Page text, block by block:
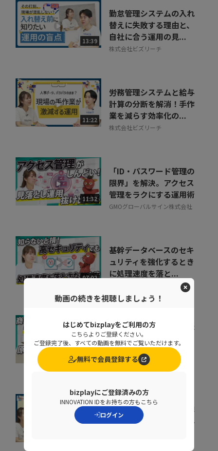
13:39
勤怠管理システムの入れ
替えに失敗する理由と、
自社に合う運用の見...
株式会社ビズリーチ
11:22
労務管理システムと給与
計算の分断を解消！手作
業を減らす効率化の...
株式会社ビズリーチ
11:32
「ID・パスワード管理の
限界」を解決。アクセス
管理をラクにする運用術
GMOグローバルサイン株式会社
07:02
基幹データベースのセキ
ュリティを強化するとき
に処理速度を落と...
ペンタセキュリティ株式会社
09:22
リードの商談化率が上が
らない原因とは？アプロ
ーチ速度を上げる改...
株式会社Brizzy
工場の設備停止による損
失の原因とは？突発停止
動画の続きを視聴しましょう！
はじめてbizplayをご利用の方
こちらよりご登録ください。
ご登録完了後、すべての動画を無料でご覧いただけます。
無料で会員登録する
bizplayにご登録済みの方
INNOVATION IDをお持ちの方もこちら
ログイン